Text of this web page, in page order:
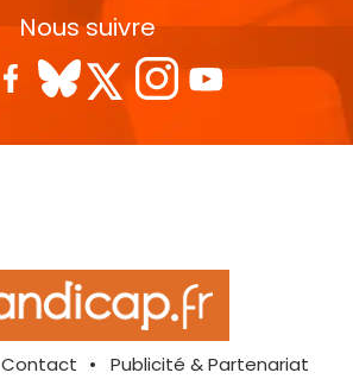
Nous suivre
Contact
Publicité & Partenariat